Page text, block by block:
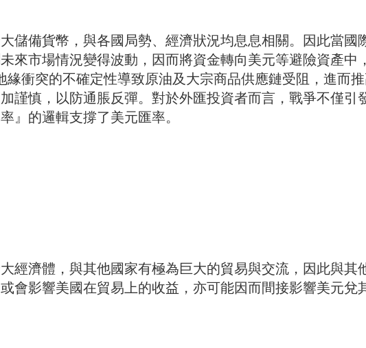
儲備貨幣，與各國局勢、經濟狀況均息息相關。因此當國
來市場情況變得波動，因而將資金轉向美元等避險資產中
緣衝突的不確定性導致原油及大宗商品供應鏈受阻，進而
謹慎，以防通脹反彈。對於外匯投資者而言，戰爭不僅引
』的邏輯支撐了美元匯率。
經濟體，與其他國家有極為巨大的貿易與交流，因此與其
會影響美國在貿易上的收益，亦可能因而間接影響美元兌